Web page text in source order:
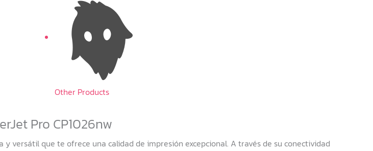
Other Products
Pro CP1026nw
y versátil que te ofrece una calidad de impresión excepcional. A través de su conectividad